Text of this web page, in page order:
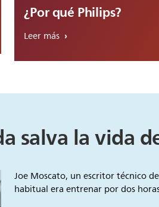
¿Por qué Philips?
Leer más
salva la vida
Joe Moscato, un escritor técnico
habitual era entrenar por dos